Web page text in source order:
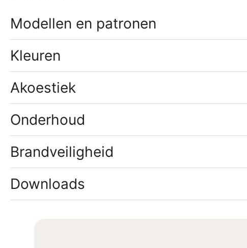
Modellen en patronen
Kleuren
Akoestiek
Onderhoud
Brandveiligheid
Downloads